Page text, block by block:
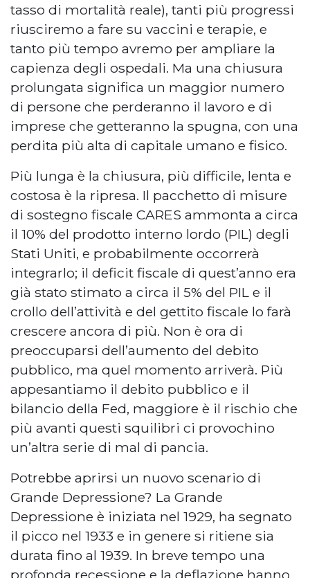
tasso di mortalità reale), tanti più progressi
riusciremo a fare su vaccini e terapie, e
tanto più tempo avremo per ampliare la
capienza degli ospedali. Ma una chiusura
prolungata significa un maggior numero
di persone che perderanno il lavoro e di
imprese che getteranno la spugna, con una
perdita più alta di capitale umano e fisico.
Più lunga è la chiusura, più difficile, lenta e
costosa è la ripresa. Il pacchetto di misure
di sostegno fiscale CARES ammonta a circa
il 10% del prodotto interno lordo (PIL) degli
Stati Uniti, e probabilmente occorrerà
integrarlo; il deficit fiscale di quest’anno era
già stato stimato a circa il 5% del PIL e il
crollo dell’attività e del gettito fiscale lo farà
crescere ancora di più. Non è ora di
preoccuparsi dell’aumento del debito
pubblico, ma quel momento arriverà. Più
appesantiamo il debito pubblico e il
bilancio della Fed, maggiore è il rischio che
più avanti questi squilibri ci provochino
un’altra serie di mal di pancia.
Potrebbe aprirsi un nuovo scenario di
Grande Depressione? La Grande
Depressione è iniziata nel 1929, ha segnato
il picco nel 1933 e in genere si ritiene sia
durata fino al 1939. In breve tempo una